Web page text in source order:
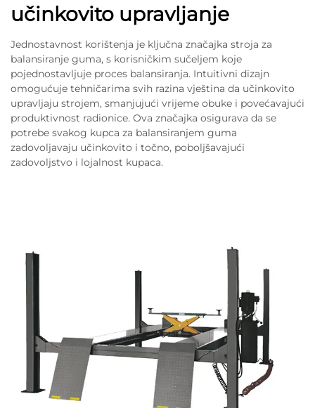
učinkovito upravljanje
Jednostavnost korištenja je ključna značajka stroja za
balansiranje guma, s korisničkim sučeljem koje
pojednostavljuje proces balansiranja. Intuitivni dizajn
omogućuje tehničarima svih razina vještina da učinkovito
upravljaju strojem, smanjujući vrijeme obuke i povećavajući
produktivnost radionice. Ova značajka osigurava da se
potrebe svakog kupca za balansiranjem guma
zadovoljavaju učinkovito i točno, poboljšavajući
zadovoljstvo i lojalnost kupaca.